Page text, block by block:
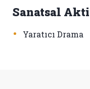
Sanatsal
• Yaratıcı Drama